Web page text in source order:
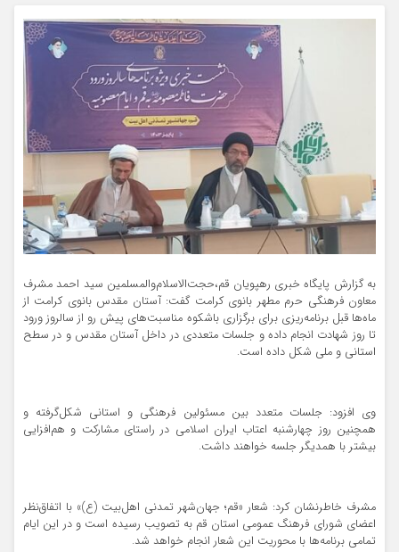
به گزارش پایگاه خبری رهپویان قم،حجت‌الاسلام‌والمسلمین سید احمد مشرف
معاون فرهنگی حرم مطهر بانوی کرامت گفت: آستان مقدس بانوی کرامت از
ماه‌ها قبل برنامه‌ریزی برای برگزاری باشکوه مناسبت‌های پیش رو از سالروز ورود
تا روز شهادت انجام داده و جلسات متعددی در داخل آستان مقدس و در سطح
استانی و ملی شکل داده است.
وی افزود: جلسات متعدد بین مسئولین فرهنگی و استانی شکل‌گرفته و
همچنین روز چهارشنبه اعتاب ایران اسلامی در راستای مشارکت و هم‌افزایی
بیشتر با همدیگر جلسه خواهند داشت.
مشرف خاطرنشان کرد: شعار «قم؛ جهان‌شهر تمدنی اهل‌بیت (ع)» با اتفاق‌نظر
اعضای شورای فرهنگ عمومی استان قم به تصویب رسیده است و در این ایام
تمامی برنامه‌ها با محوریت این شعار انجام خواهد شد.